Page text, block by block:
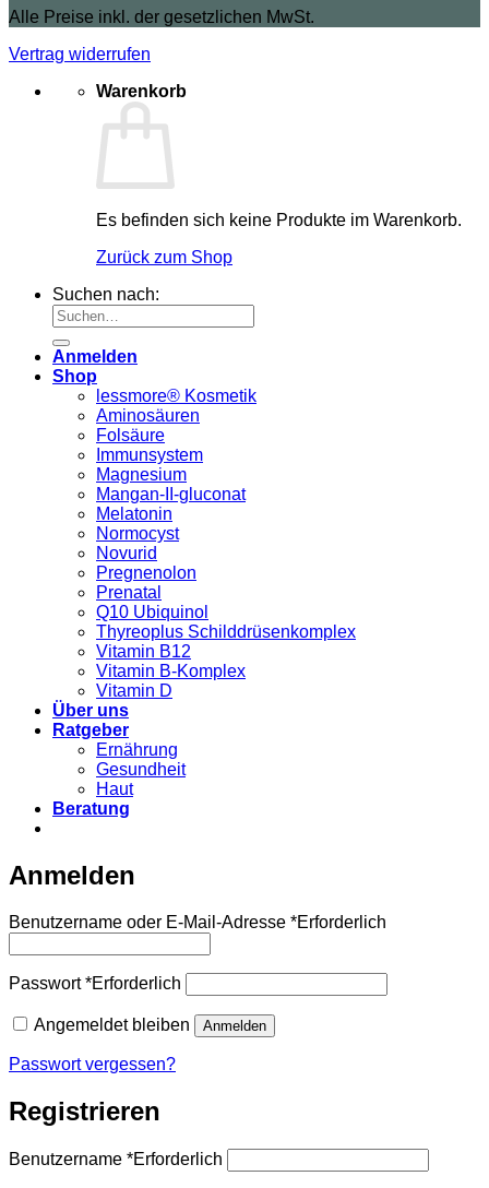
Alle Preise inkl. der gesetzlichen MwSt.
Vertrag widerrufen
Warenkorb
Es befinden sich keine Produkte im Warenkorb.
Zurück zum Shop
Suchen nach:
Anmelden
Shop
lessmore® Kosmetik
Aminosäuren
Folsäure
Immunsystem
Magnesium
Mangan-II-gluconat
Melatonin
Normocyst
Novurid
Pregnenolon
Prenatal
Q10 Ubiquinol
Thyreoplus Schilddrüsenkomplex
Vitamin B12
Vitamin B-Komplex
Vitamin D
Über uns
Ratgeber
Ernährung
Gesundheit
Haut
Beratung
Anmelden
Benutzername oder E-Mail-Adresse *Erforderlich
Passwort*Erforderlich
Angemeldet bleiben Anmelden
Passwort vergessen?
Registrieren
Benutzername *Erforderlich